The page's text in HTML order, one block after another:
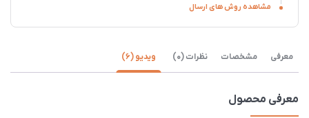
مشاهده روش های ارسال
معرفی مشخصات نظرات (0) ویدیو (6)
معرفی محصول